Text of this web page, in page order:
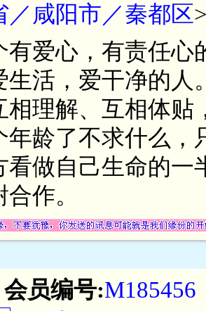
／咸阳市／秦都区
有爱心，有责任心
生活，爱干净的人
相理解、互相体贴
年龄了不求什么
看做自己生命的一
作。
会员编号:M185456